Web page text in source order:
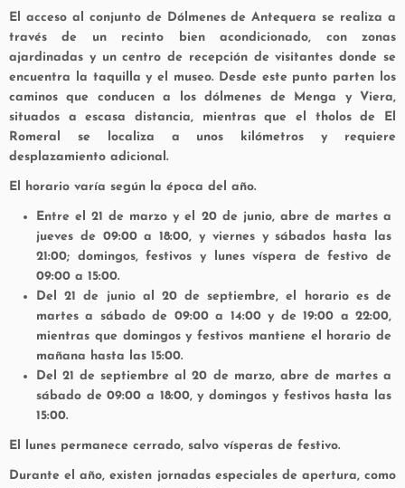
El acceso al conjunto de Dólmenes de Antequera se realiza a
través de un recinto bien acondicionado, con zonas
ajardinadas y un centro de recepción de visitantes donde se
encuentra la taquilla y el museo. Desde este punto parten los
caminos que conducen a los dólmenes de Menga y Viera,
situados a escasa distancia, mientras que el tholos de El
Romeral se localiza a unos kilómetros y requiere
desplazamiento adicional.
El horario varía según la época del año.
Entre el21 de marzo y el 20 de junio, abre de martes a
jueves de 09:00 a 18:00, y viernes y sábados hasta las
21:00; domingos, festivos y lunes víspera de festivo de
09:00 a 15:00.
Del21 de junio al 20 de septiembre, el horario es de
martes a sábado de 09:00 a 14:00 y de 19:00 a 22:00,
mientras que domingos y festivos mantiene el horario de
mañana hasta las 15:00.
Del21 de septiembre al 20 de marzo, abre de martes a
sábado de 09:00 a 18:00, y domingos y festivos hasta las
15:00.
El lunes permanece cerrado, salvo vísperas de festivo.
Durante el año, existen jornadas especiales de apertura, como